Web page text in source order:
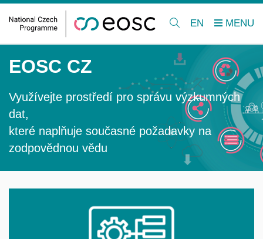
EN
EOSC CZ
Využívejte prostředí pro správu výzkumných
dat,
které naplňuje současné požadavky na
zodpovědnou vědu